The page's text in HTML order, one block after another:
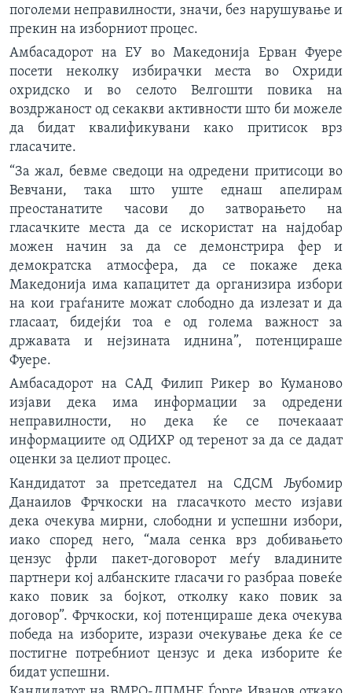
поголеми неправилности, значи, без нарушување и
прекин на изборниот процес.
Амбасадорот на ЕУ во Македонија Ерван Фуере
посети неколку избирачки места во Охриди
охридско и во селото Велгошти повика на
воздржаност од секакви активности што би можеле
да бидат квалификувани како притисок врз
гласачите.
“За жал, бевме сведоци на одредени притисоци во
Вевчани, така што уште еднаш апелирам
преостанатите часови до затворањето на
гласачките места да се искористат на најдобар
можен начин за да се демонстрира фер и
демократска атмосфера, да се покаже дека
Македонија има капацитет да организира избори
на кои граѓаните можат слободно да излезат и да
гласаат, бидејќи тоа е од голема важност за
државата и нејзината иднина”, потенцираше
Фуере.
Амбасадорот на САД Филип Рикер во Куманово
изјави дека има информации за одредени
неправилности, но дека ќе се почекааат
информациите од ОДИХР од теренот за да се дадат
оценки за целиот процес.
Кандидатот за претседател на СДСМ Љубомир
Данаилов Фрчкоски на гласачкото место изјави
дека очекува мирни, слободни и успешни избори,
иако според него, “мала сенка врз добивањето
цензус фрли пакет-договорот меѓу владините
партнери кој албанските гласачи го разбраа повеќе
како повик за бојкот, отколку како повик за
договор”. Фрчкоски, кој потенцираше дека очекува
победа на изборите, изрази очекување дека ќе се
постигне потребниот цензус и дека изборите ќе
бидат успешни.